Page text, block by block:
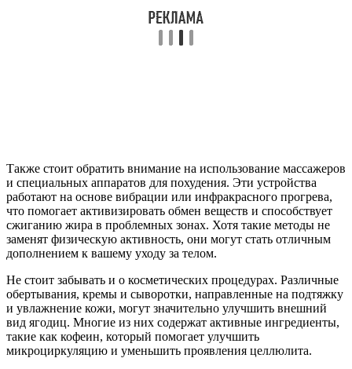
Также стоит обратить внимание на использование массажеров
и специальных аппаратов для похудения. Эти устройства
работают на основе вибрации или инфракрасного прогрева,
что помогает активизировать обмен веществ и способствует
сжиганию жира в проблемных зонах. Хотя такие методы не
заменят физическую активность, они могут стать отличным
дополнением к вашему уходу за телом.
Не стоит забывать и о косметических процедурах. Различные
обертывания, кремы и сыворотки, направленные на подтяжку
и увлажнение кожи, могут значительно улучшить внешний
вид ягодиц. Многие из них содержат активные ингредиенты,
такие как кофеин, который помогает улучшить
микроциркуляцию и уменьшить проявления целлюлита.